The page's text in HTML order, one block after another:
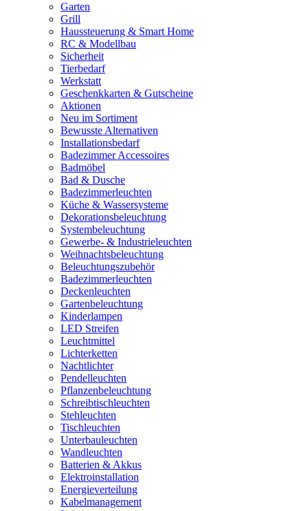
Garten
Grill
Haussteuerung & Smart Home
RC & Modellbau
Sicherheit
Tierbedarf
Werkstatt
Geschenkkarten & Gutscheine
Aktionen
Neu im Sortiment
Bewusste Alternativen
Installationsbedarf
Badezimmer Accessoires
Badmöbel
Bad & Dusche
Badezimmerleuchten
Küche & Wassersysteme
Dekorationsbeleuchtung
Systembeleuchtung
Gewerbe- & Industrieleuchten
Weihnachtsbeleuchtung
Beleuchtungszubehör
Badezimmerleuchten
Deckenleuchten
Gartenbeleuchtung
Kinderlampen
LED Streifen
Leuchtmittel
Lichterketten
Nachtlichter
Pendelleuchten
Pflanzenbeleuchtung
Schreibtischleuchten
Stehleuchten
Tischleuchten
Unterbauleuchten
Wandleuchten
Batterien & Akkus
Elektroinstallation
Energieverteilung
Kabelmanagement